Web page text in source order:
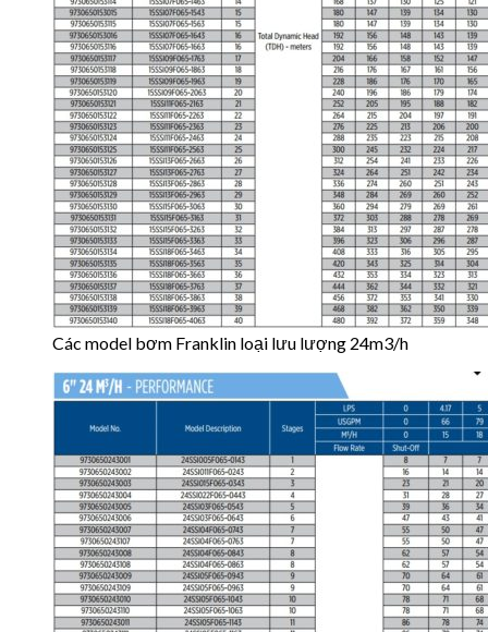
Các model bơm Franklin loại lưu lượng 24m3/h